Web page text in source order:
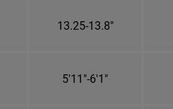
13.25-13.8"
5'11"-6'1"